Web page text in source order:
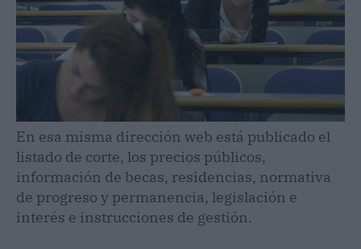
En esa misma dirección web está publicado el
listado de corte, los precios públicos,
información de becas, residencias, normativa
de progreso y permanencia, legislación e
interés e instrucciones de gestión.